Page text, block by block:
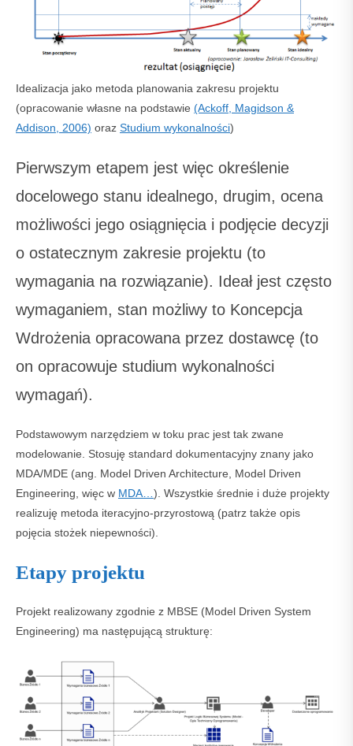
Idealizacja jako metoda planowania zakresu projektu
(opracowanie własne na podstawie (Ackoff, Magidson &
Addison, 2006) oraz Studium wykonalności)
Pierwszym etapem jest więc określenie
docelowego stanu idealnego, drugim, ocena
możliwości jego osiągnięcia i podjęcie decyzji
o ostatecznym zakresie projektu (to
wymagania na rozwiązanie). Ideał jest często
wymaganiem, stan możliwy to Koncepcja
Wdrożenia opracowana przez dostawcę (to
on opracowuje studium wykonalności
wymagań).
Podstawowym narzędziem w toku prac jest tak zwane
modelowanie. Stosuję standard dokumentacyjny znany jako
MDA/MDE (ang. Model Driven Architecture, Model Driven
Engineering, więc w MDA… ). Wszystkie średnie i duże projekty
realizuję metoda iteracyjno-przyrostową (patrz także opis
pojęcia stożek niepewności).
Etapy projektu
Projekt realizowany zgodnie z MBSE (Model Driven System
Engineering) ma następującą strukturę: